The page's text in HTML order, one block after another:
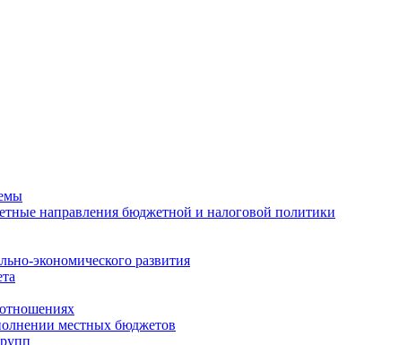
направления бюджетной и налоговой политики
экономического развития
местных бюджетов